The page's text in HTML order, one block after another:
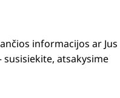
informacijos ar Jus
atsakysime